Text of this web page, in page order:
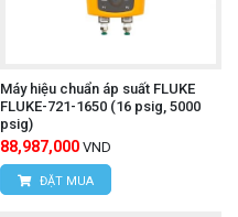
Máy hiệu chuẩn áp suất FLUKE
FLUKE-721-1650 (16 psig, 5000
psig)
88,987,000 VND
ĐẶT MUA